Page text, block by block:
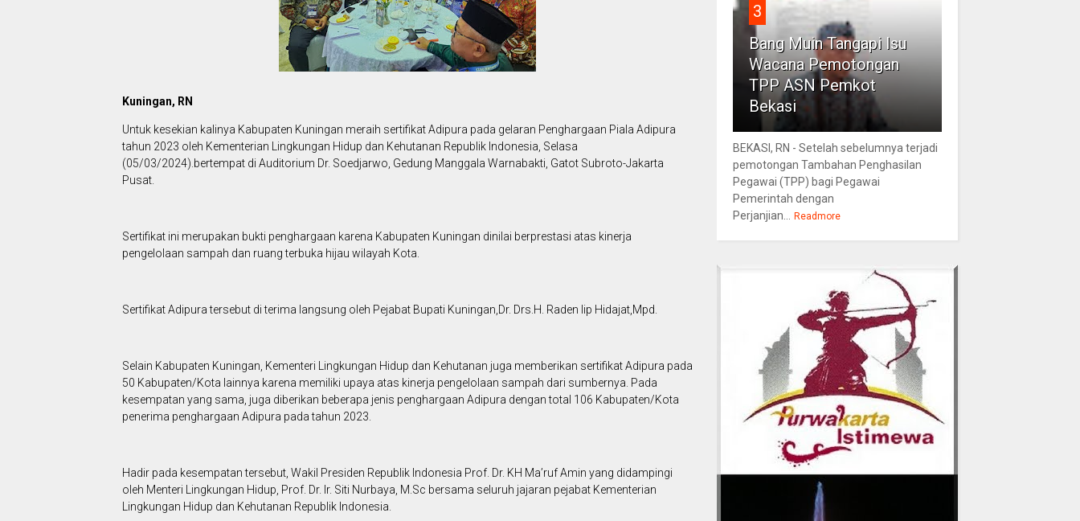
Kuningan, RN
Untuk kesekian kalinya Kabupaten Kuningan meraih sertifikat Adipura pada gelaran Penghargaan Piala Adipura
tahun 2023 oleh Kementerian Lingkungan Hidup dan Kehutanan Republik Indonesia, Selasa
(05/03/2024).bertempat di Auditorium Dr. Soedjarwo, Gedung Manggala Warnabakti, Gatot Subroto-Jakarta
Pusat.
Sertifikat ini merupakan bukti penghargaan karena Kabupaten Kuningan dinilai berprestasi atas kinerja
pengelolaan sampah dan ruang terbuka hijau wilayah Kota.
Sertifikat Adipura tersebut di terima langsung oleh Pejabat Bupati Kuningan,Dr. Drs.H. Raden Iip Hidajat,Mpd.
Selain Kabupaten Kuningan, Kementeri Lingkungan Hidup dan Kehutanan juga memberikan sertifikat Adipura pada
50 Kabupaten/Kota lainnya karena memiliki upaya atas kinerja pengelolaan sampah dari sumbernya. Pada
kesempatan yang sama, juga diberikan beberapa jenis penghargaan Adipura dengan total 106 Kabupaten/Kota
penerima penghargaan Adipura pada tahun 2023.
Hadir pada kesempatan tersebut, Wakil Presiden Republik Indonesia Prof. Dr. KH Ma’ruf Amin yang didampingi
oleh Menteri Lingkungan Hidup, Prof. Dr. Ir. Siti Nurbaya, M.Sc bersama seluruh jajaran pejabat Kementerian
Lingkungan Hidup dan Kehutanan Republik Indonesia.
3
Bang Muin Tangapi Isu
Wacana Pemotongan
TPP ASN Pemkot
Bekasi
BEKASI, RN - Setelah sebelumnya terjadi
pemotongan Tambahan Penghasilan
Pegawai (TPP) bagi Pegawai
Pemerintah dengan
Perjanjian...
Readmore